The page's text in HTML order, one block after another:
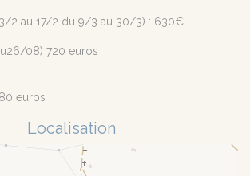
3/2 au 17/2 du 9/3 au 30/3) : 630€
(7/07 au26/08) 720 euros
580 euros
Localisation